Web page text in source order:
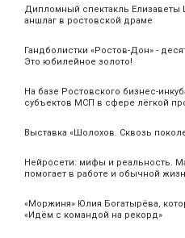
Дипломный спектакль
аншлаг в ростовской драме
Гандболистки «Ростов-Дон» -
Это юбилейное золото!
На базе Ростовского бизнес-
субъектов МСП в сфере лёгкой
Выставка «Шолохов. Сквозь
Нейросети: мифы и реальность.
помогает в работе и обычной
«Моржиня» Юлия Богатырёва,
«Идём с командой на рекорд»